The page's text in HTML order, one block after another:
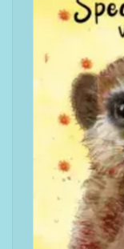
Back to School
Puzzels & Spellen